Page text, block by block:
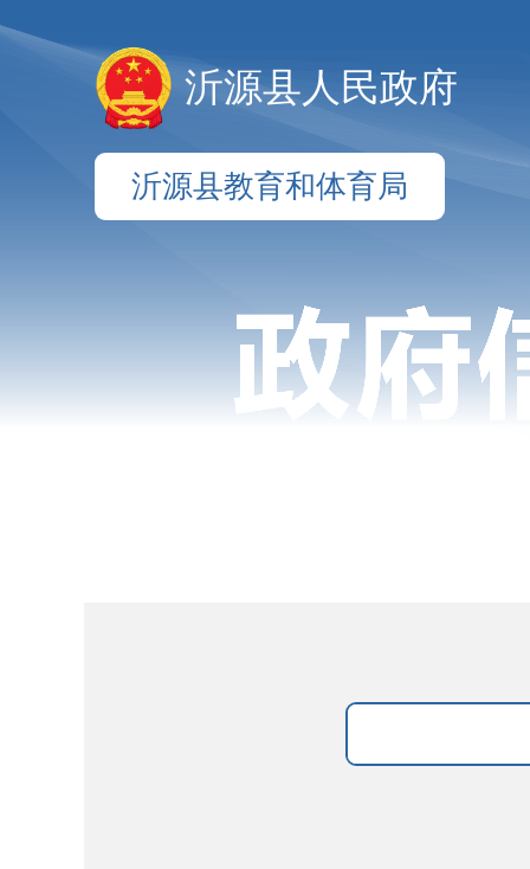
沂源县人民政府
沂源县教育和体育局